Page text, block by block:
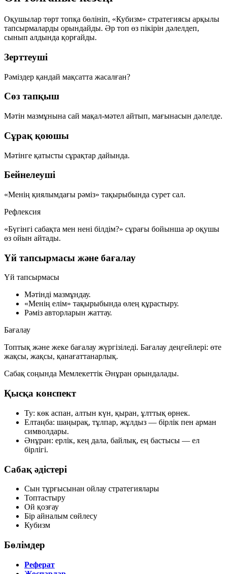
Оқушылар төрт топқа бөлініп, «Кубизм» стратегиясы арқылы
тапсырмаларды орындайды. Әр топ өз пікірін дәлелдеп,
сынып алдында қорғайды.
Зерттеуші
Рәміздер қандай мақсатта жасалған?
Сөз тапқыш
Мәтін мазмұнына сай мақал-мәтел айтып, мағынасын дәлелде.
Сұрақ қоюшы
Мәтінге қатысты сұрақтар дайында.
Бейнелеуші
«Менің қиялымдағы рәміз» тақырыбында сурет сал.
Рефлексия
«Бүгінгі сабақта мен нені білдім?» сұрағы бойынша әр оқушы
өз ойын айтады.
Үй тапсырмасы және бағалау
Үй тапсырмасы
Мәтінді мазмұндау.
«Менің елім» тақырыбында өлең құрастыру.
Рәміз авторларын жаттау.
Бағалау
Топтық және жеке бағалау жүргізіледі. Бағалау деңгейлері: өте
жақсы, жақсы, қанағаттанарлық.
Сабақ соңында Мемлекеттік Әнұран орындалады.
Қысқа конспект
Ту: көк аспан, алтын күн, қыран, ұлттық өрнек.
Елтаңба: шаңырақ, тұлпар, жұлдыз — бірлік пен арман
символдары.
Әнұран: ерлік, кең дала, байлық, ең бастысы — ел
бірлігі.
Сабақ әдістері
Сын тұрғысынан ойлау стратегиялары
Топтастыру
Ой қозғау
Бір айналым сөйлесу
Кубизм
Бөлімдер
Реферат